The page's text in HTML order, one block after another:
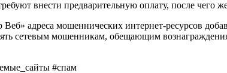
внести предварительную оплату, после чего
адреса мошеннических интернет-ресурсов
сетевым мошенникам, обещающим
#спам